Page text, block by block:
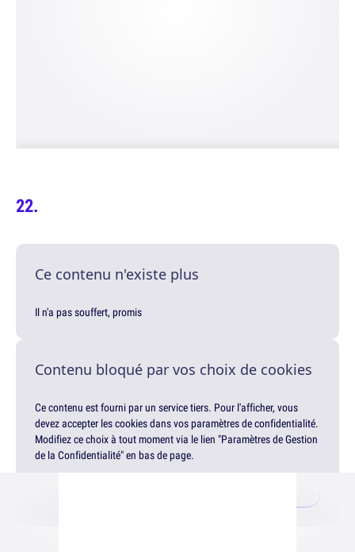
Ce contenu n'existe plus
Il n'a pas souffert, promis
Contenu bloqué par vos choix de cookies
Ce contenu est fourni par un service tiers. Pour l'afficher, vous
devez accepter les cookies dans vos paramètres de confidentialité.
Modifiez ce choix à tout moment via le lien "Paramètres de Gestion
de la Confidentialité" en bas de page.